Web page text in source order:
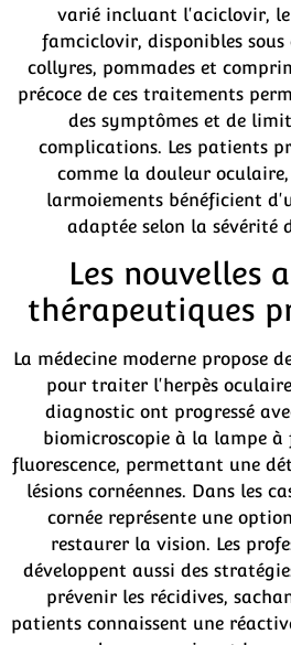
varié incluant l'aciclovir,
famciclovir, disponibles sous
collyres, pommades et
précoce de ces traitements
des symptômes et de
complications. Les patients
comme la douleur
larmoiements bénéficient
adaptée selon la sévérité
Les nouvelles
thérapeutiques
La médecine moderne propose
pour traiter l'herpès
diagnostic ont progressé
biomicroscopie à la lampe à
fluorescence, permettant une
lésions cornéennes. Dans les
cornée représente une
restaurer la vision. Les
développent aussi des
prévenir les récidives,
patients connaissent une